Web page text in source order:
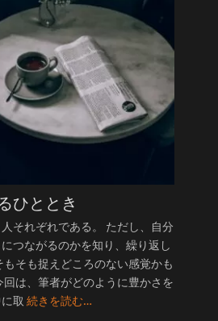
ひととき
それぞれである。 ただし、自分
つながるのかを知り、繰り返し
そも捉えどころのない感覚かも
回は、筆者がどのように豊かさを
取 続きを読む…